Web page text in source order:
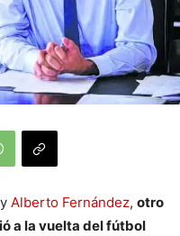
y Alberto Fernández, otro
a la vuelta del fútbol